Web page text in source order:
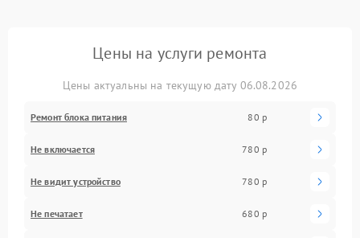
Цены на услуги ремонта
Цены актуальны на текущую дату 06.08.2026
Ремонт блока питания 80 р
Не включается 780 р
Не видит устройство 780 р
Не печатает 680 р